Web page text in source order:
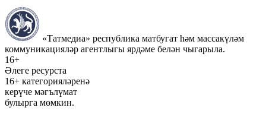
«Татмедиа» республика матбугат һәм массакүләм
коммуникацияләр агентлыгы ярдәме белән чыгарыла.
16+
Әлеге ресурста
16+ категорияләренә
керүче мәгълүмат
булырга мөмкин.